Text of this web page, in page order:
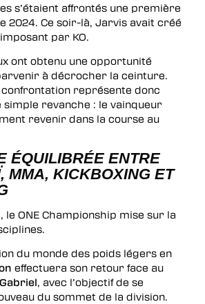
s’étaient affrontés une première
2024. Ce soir-là, Jarvis avait créé
par KO.
ont obtenu une opportunité
à décrocher la ceinture.
représente donc
simple revanche : le vainqueur
revenir dans la course au
ÉQUILIBRÉE ENTRE
MMA, KICKBOXING ET
le ONE Championship mise sur la
du monde des poids légers en
effectuera son retour face au
, avec l’objectif de se
du sommet de la division.